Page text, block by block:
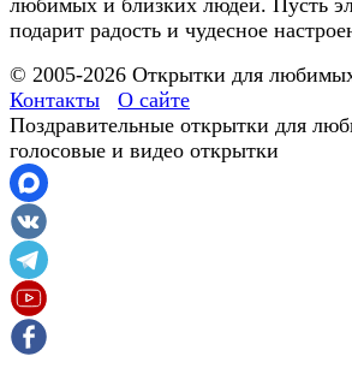
подарит радость и чудесное
© 2005-2026 Открытки для
Контакты
О сайте
Поздравительные открытки для
голосовые и видео открытки